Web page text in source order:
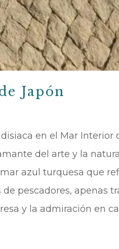
Japón
en el Mar Interior
del arte y la
azul turquesa que
pescadores, apenas
y la admiración en